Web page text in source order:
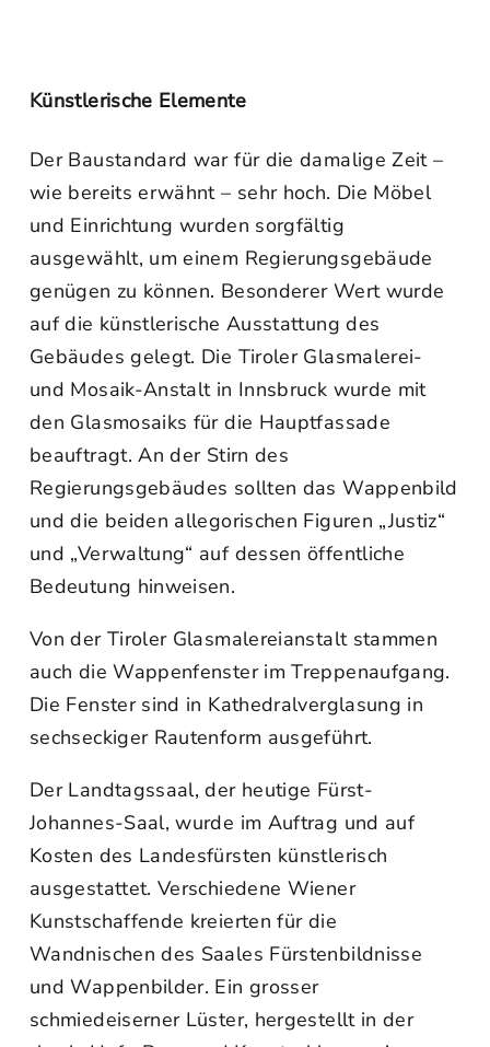
Künstlerische Elemente
Der Baustandard war für die damalige Zeit –
wie bereits erwähnt – sehr hoch. Die Möbel
und Einrichtung wurden sorgfältig
ausgewählt, um einem Regierungsgebäude
genügen zu können. Besonderer Wert wurde
auf die künstlerische Ausstattung des
Gebäudes gelegt. Die Tiroler Glasmalerei-
und Mosaik-Anstalt in Innsbruck wurde mit
den Glasmosaiks für die Hauptfassade
beauftragt. An der Stirn des
Regierungsgebäudes sollten das Wappenbild
und die beiden allegorischen Figuren „Justiz“
und „Verwaltung“ auf dessen öffentliche
Bedeutung hinweisen.
Von der Tiroler Glasmalereianstalt stammen
auch die Wappenfenster im Treppenaufgang.
Die Fenster sind in Kathedralverglasung in
sechseckiger Rautenform ausgeführt.
Der Landtagssaal, der heutige Fürst-
Johannes-Saal, wurde im Auftrag und auf
Kosten des Landesfürsten künstlerisch
ausgestattet. Verschiedene Wiener
Kunstschaffende kreierten für die
Wandnischen des Saales Fürstenbildnisse
und Wappenbilder. Ein grosser
schmiedeiserner Lüster, hergestellt in der